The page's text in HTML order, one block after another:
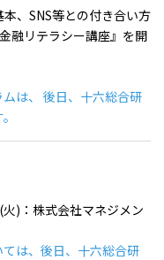
、SNS等との付き合い方
融リテラシー講座』を開
は、 後日、十六総合研
)：株式会社マネジメン
は、後日、十六総合研